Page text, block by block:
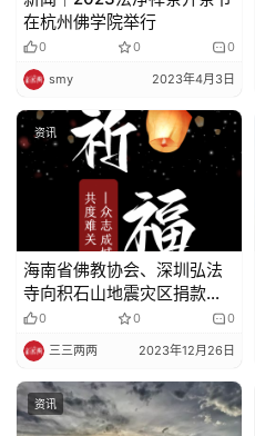
在杭州佛学院举行
0 0 0
smy 2023年4月3日
资讯
海南省佛教协会、深圳弘法
寺向积石山地震灾区捐款
100万元
0 0 0
三三两两 2023年12月26日
资讯